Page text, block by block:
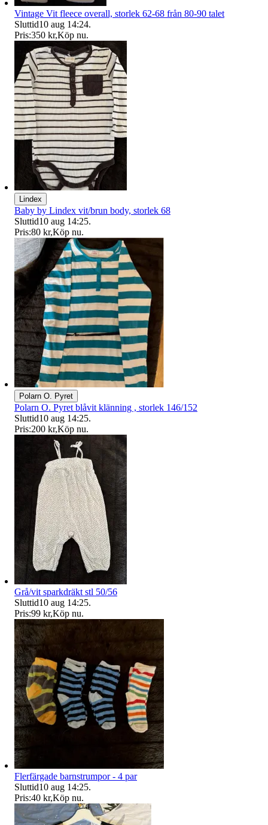
Vintage Vit fleece overall, storlek 62-68 från 80-90 talet
Sluttid10 aug 14:24.
Pris:350 kr,Köp nu.
Lindex
Baby by Lindex vit/brun body, storlek 68
Sluttid10 aug 14:25.
Pris:80 kr,Köp nu.
Polarn O. Pyret
Polarn O. Pyret blåvit klänning , storlek 146/152
Sluttid10 aug 14:25.
Pris:200 kr,Köp nu.
Grå/vit sparkdräkt stl 50/56
Sluttid10 aug 14:25.
Pris:99 kr,Köp nu.
Flerfärgade barnstrumpor - 4 par
Sluttid10 aug 14:25.
Pris:40 kr,Köp nu.